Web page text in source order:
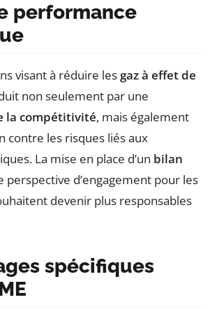
performance
visant à réduire les gaz à effet de
non seulement par une
la compétitivité, mais également
contre les risques liés aux
La mise en place d’un bilan
perspective d’engagement pour les
devenir plus responsables
spécifiques